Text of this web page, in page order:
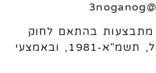
בהתאם לחוק
הגנת הצרכן בישראל, תשמ"א-1981, ובאמצעי